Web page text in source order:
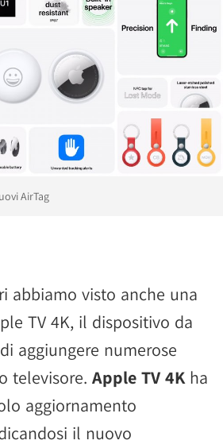
AirTag
abbiamo visto anche una
TV 4K, il dispositivo da
aggiungere numerose
televisore. Apple TV 4Kha
aggiornamento
il nuovo